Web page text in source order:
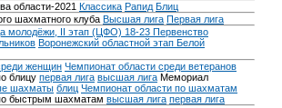
области-2021 Классика Рапид Блиц
шахматного клуба Высшая лига Первая лига
молодёжи, II этап (ЦФО) 18-23 Первенство
Воронежский областной этап Белой
женщин Чемпионат области среди ветеранов
блицу первая лига высшая лига Мемориал
шахматы блиц Чемпионат области по шахматам
быстрым шахматам высшая лига первая лига